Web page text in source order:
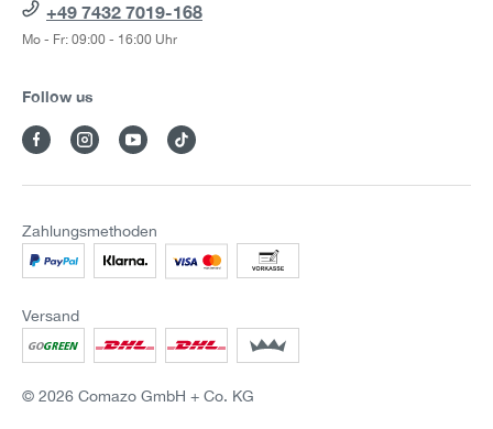
+49 7432 7019-168
Mo - Fr: 09:00 - 16:00 Uhr
Follow us
Zahlungsmethoden
Versand
© 2026 Comazo GmbH + Co. KG